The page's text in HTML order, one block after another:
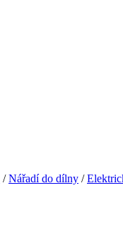
/Nářadí do dílny /